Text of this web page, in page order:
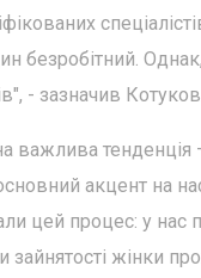
безробітний.
- зазначив
важлива
акцент на
цей процес: у нас
жінки